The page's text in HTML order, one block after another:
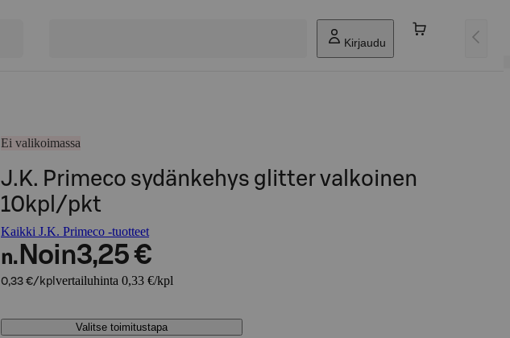
Kirjaudu
Ei valikoimassa
J.K. Primeco sydänkehys glitter valkoinen
10kpl/pkt
Kaikki J.K. Primeco -tuotteet
n. Noin3,25 €
0,33 €/kpl vertailuhinta 0,33 €/kpl
Valitse toimitustapa